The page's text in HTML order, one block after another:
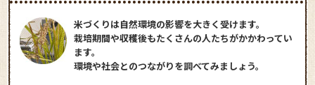
米づくりは自然環境の影響を大きく受けます。
栽培期間や収穫後もたくさんの人たちがかかわってい
ます。
環境や社会とのつながりを調べてみましょう。